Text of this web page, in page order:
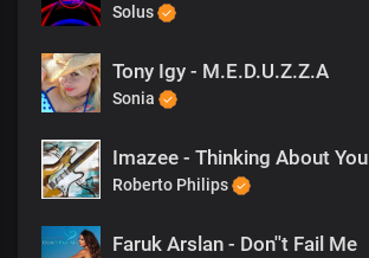
Solus
Tony Igy - M.E.D.U.Z.Z.A
Sonia
Imazee - Thinking About You
Roberto Philips
Faruk Arslan - Don''t Fail Me